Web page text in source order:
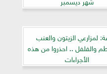
لمزارعي الزيتون والعنب
والفلفل .. احذروا من هذه
الأجراءات